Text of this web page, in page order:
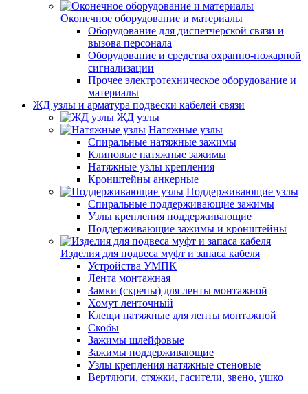
Оконечное оборудование и материалы
Оборудование для диспетчерской связи и
вызова персонала
Оборудование и средства охранно-пожарной
сигнализации
Прочее электротехническое оборудование и
материалы
ЖД узлы и арматура подвески кабелей связи
ЖД узлы
Натяжные узлы
Спиральные натяжные зажимы
Клиновые натяжные зажимы
Натяжные узлы крепления
Кронштейны анкерные
Поддерживающие узлы
Спиральные поддерживающие зажимы
Узлы крепления поддерживающие
Поддерживающие зажимы и кронштейны
Изделия для подвеса муфт и запаса кабеля
Устройства УМПК
Лента монтажная
Замки (скрепы) для ленты монтажной
Хомут ленточный
Клещи натяжные для ленты монтажной
Скобы
Зажимы шлейфовые
Зажимы поддерживающие
Узлы крепления натяжные стеновые
Вертлюги, стяжки, гасители, звено, ушко